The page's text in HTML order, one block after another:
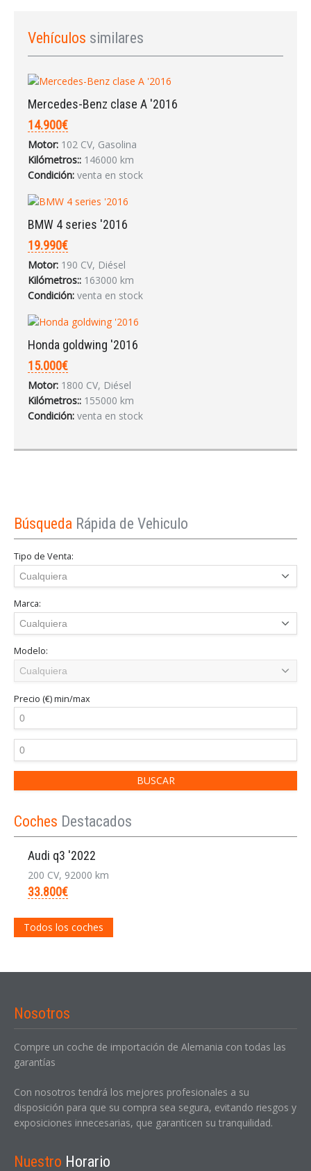
INICIAR SESIÓN
¿Ha olvidado la contraseña?
Vehículos similares
Mercedes-Benz clase A '2016
14.900€
Motor: 102 CV, Gasolina
Kilómetros:: 146000 km
Condición: venta en stock
BMW 4 series '2016
19.990€
Motor: 190 CV, Diésel
Kilómetros:: 163000 km
Condición: venta en stock
Honda goldwing '2016
15.000€
Motor: 1800 CV, Diésel
Kilómetros:: 155000 km
Condición: venta en stock
Búsqueda Rápida de Vehiculo
Tipo de Venta:
Marca:
Modelo:
Precio (€)min/max
Coches Destacados
Audi q3 '2022
200 CV, 92000 km
33.800€
Todos los coches
Nosotros
Compre un coche de importación de Alemania con todas las
garantías
Con nosotros tendrá los mejores profesionales a su
disposición para que su compra sea segura, evitando riesgos y
exposiciones innecesarias, que garanticen su tranquilidad.
Nuestro Horario